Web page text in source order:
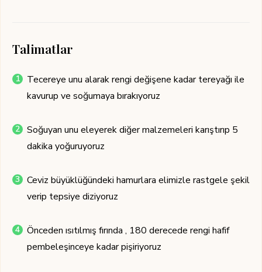
Talimatlar
Tecereye unu alarak rengi değişene kadar tereyağı ile
kavurup ve soğumaya bırakıyoruz
Soğuyan unu eleyerek diğer malzemeleri karıştırıp 5
dakika yoğuruyoruz
Ceviz büyüklüğündeki hamurlara elimizle rastgele şekil
verip tepsiye diziyoruz
Önceden ısıtılmış fırında , 180 derecede rengi hafif
pembeleşinceye kadar pişiriyoruz